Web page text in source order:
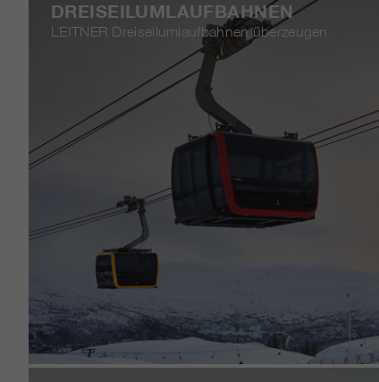
DREISEILUMLAUFBAHNEN
LEITNER Dreiseilumlaufbahnen überzeugen